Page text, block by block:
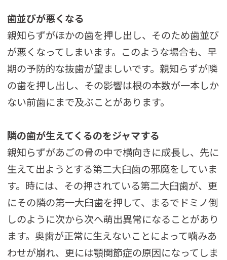
歯並びが悪くなる
親知らずがほかの歯を押し出し、そのため歯並び
が悪くなってしまいます。このような場合も、早
期の予防的な抜歯が望ましいです。親知らずが隣
の歯を押し出し、その影響は根の本数が一本しか
ない前歯にまで及ぶことがあります。
隣の歯が生えてくるのをジャマする
親知らずがあごの骨の中で横向きに成長し、先に
生えて出ようとする第二大臼歯の邪魔をしていま
す。時には、その押されている第二大臼歯が、更
にその隣の第一大臼歯を押して、まるでドミノ倒
しのように次から次へ萌出異常になることがあり
ます。奥歯が正常に生えないことによって噛みあ
わせが崩れ、更には顎関節症の原因になってしま